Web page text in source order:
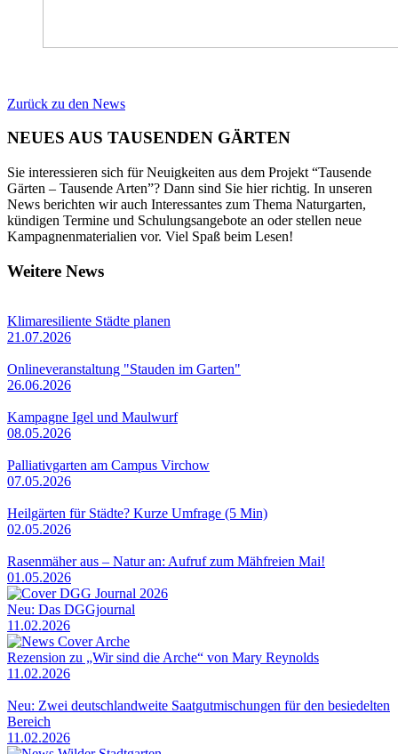
Zurück zu den News
NEUES AUS TAUSENDEN GÄRTEN
Sie interessieren sich für Neuigkeiten aus dem Projekt “Tausende
Gärten – Tausende Arten”? Dann sind Sie hier richtig. In unseren
News berichten wir auch Interessantes zum Thema Naturgarten,
kündigen Termine und Schulungsangebote an oder stellen neue
Kampagnenmaterialien vor. Viel Spaß beim Lesen!
Weitere News
Klimaresiliente Städte planen
21.07.2026
Onlineveranstaltung "Stauden im Garten"
26.06.2026
Kampagne Igel und Maulwurf
08.05.2026
Palliativgarten am Campus Virchow
07.05.2026
Heilgärten für Städte? Kurze Umfrage (5 Min)
02.05.2026
Rasenmäher aus – Natur an: Aufruf zum Mähfreien Mai!
01.05.2026
Neu: Das DGGjournal
11.02.2026
Rezension zu „Wir sind die Arche“ von Mary Reynolds
11.02.2026
Neu: Zwei deutschlandweite Saatgutmischungen für den besiedelten
Bereich
11.02.2026